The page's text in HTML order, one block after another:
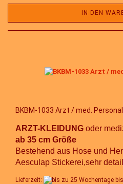
IN DEN
BKBM-1033 Arzt / med.
ARZT-KLEIDUNG oder
ab 35 cm Größe
Bestehend aus Hose und
Aesculap Stickerei,sehr
Lieferzeit: